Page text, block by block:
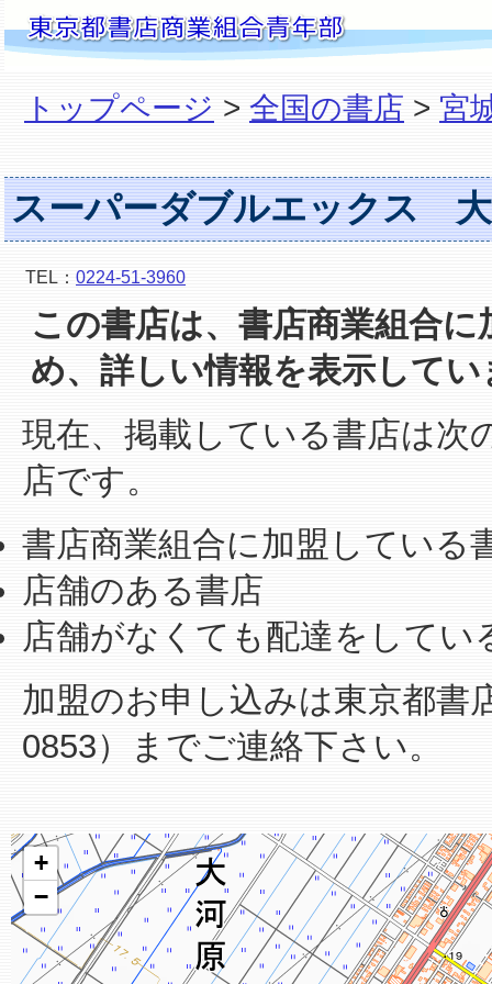
トップページ > 全国の書店 > 宮
スーパーダブルエックス
TEL： 0224-51-3960
この書店は、書店商業組合
め、詳しい情報を表示して
現在、掲載している書店は次
店です。
書店商業組合に加盟している
店舗のある書店
店舗がなくても配達をしてい
加盟のお申し込みは東京都書
0853）までご連絡下さい。
+
−